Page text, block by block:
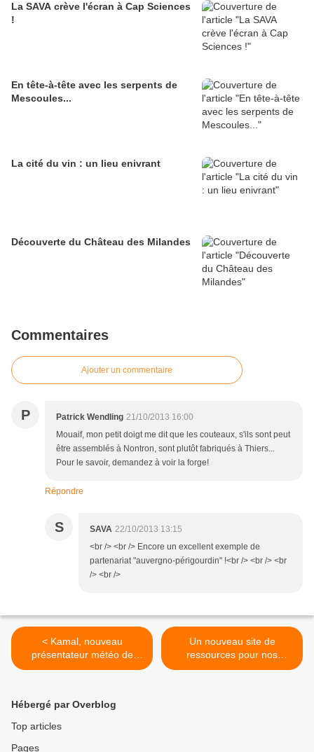
La SAVA crève l'écran à Cap Sciences
!
En tête-à-tête avec les serpents de
Mescoules...
La cité du vin : un lieu enivrant
Découverte du Château des Milandes
Commentaires
Ajouter un commentaire
P Patrick Wendling 21/10/2013 16:00
Mouaif, mon petit doigt me dit que les couteaux, s'ils sont peut
être assemblés à Nontron, sont plutôt fabriqués à Thiers...
Pour le savoir, demandez à voir la forge!
Répondre
S SAVA 22/10/2013 13:15
<br /> <br /> Encore un excellent exemple de
partenariat "auvergno-périgourdin" !<br /> <br /> <br
/> <br />
< Kamal, nouveau
présentateur météo de
france 2
Un nouveau site de
ressources pour nos
apprentis cuisiniers ! >
Hébergé par Overblog
Top articles
Pages